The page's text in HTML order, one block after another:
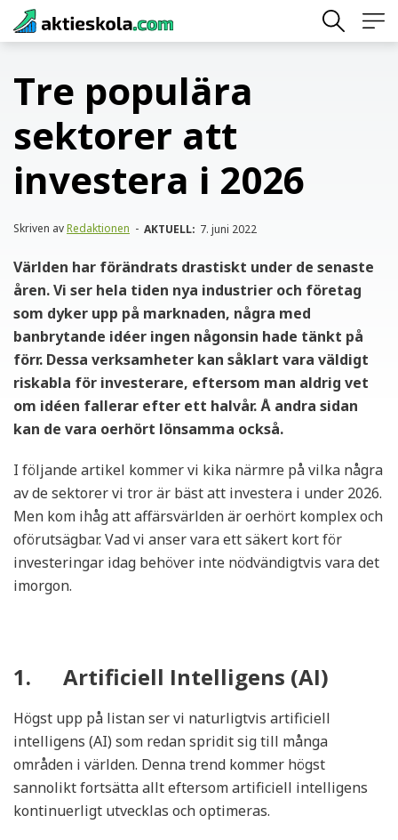
Skip
to
Tre populära
sektorer att
investera i 2026
Skriven avRedaktionen - AKTUELL: 7. juni 2022
Världen har förändrats drastiskt under de senaste
åren. Vi ser hela tiden nya industrier och företag
som dyker upp på marknaden, några med
banbrytande idéer ingen någonsin hade tänkt på
förr. Dessa verksamheter kan såklart vara väldigt
riskabla för investerare, eftersom man aldrig vet
om idéen fallerar efter ett halvår. Å andra sidan
kan de vara oerhört lönsamma också.
I följande artikel kommer vi kika närmre på vilka några
av de sektorer vi tror är bäst att investera i under 2026.
Men kom ihåg att affärsvärlden är oerhört komplex och
oförutsägbar. Vad vi anser vara ett säkert kort för
investeringar idag behöver inte nödvändigtvis vara det
imorgon.
1. Artificiell Intelligens (AI)
Högst upp på listan ser vi naturligtvis artificiell
intelligens (AI) som redan spridit sig till många
områden i världen. Denna trend kommer högst
sannolikt fortsätta allt eftersom artificiell intelligens
kontinuerligt utvecklas och optimeras.